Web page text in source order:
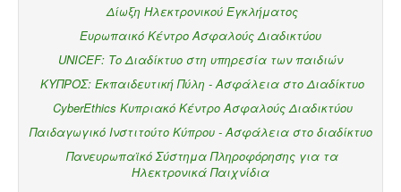
Δίωξη Ηλεκτρονικού Εγκλήματος
Ευρωπαικό Κέντρο Ασφαλούς Διαδικτύου
UNICEF: Το Διαδίκτυο στη υπηρεσία των παιδιών
ΚΥΠΡΟΣ: Εκπαιδευτική Πύλη - Ασφάλεια στο Διαδίκτυο
CyberEthics Κυπριακό Κέντρο Ασφαλούς Διαδικτύου
Παιδαγωγικό Ινστιτούτο Κύπρου - Ασφάλεια στο διαδίκτυο
Πανευρωπαϊκό Σύστημα Πληροφόρησης για τα
Ηλεκτρονικά Παιχνίδια